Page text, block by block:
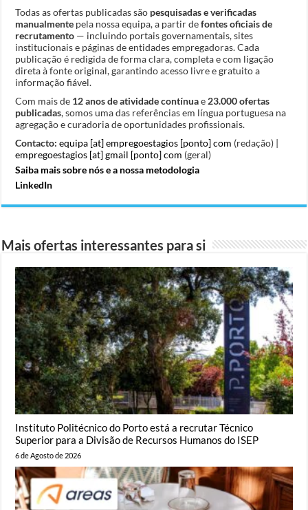
Todas as ofertas publicadas são pesquisadas e verificadas
manualmente pela nossa equipa, a partir defontes oficiais de
recrutamento — incluindo portais governamentais, sites
institucionais e páginas de entidades empregadoras. Cada
publicação é redigida de forma clara, completa e com ligação
direta à fonte original, garantindo acesso livre e gratuito a
informação fiável.
Com mais de 12 anos de atividade contínuae 23.000 ofertas
publicadas, somos uma das referências em língua portuguesa na
agregação e curadoria de oportunidades profissionais.
Contacto: equipa [at] empregoestagios [ponto] com (redação) |
empregoestagios [at] gmail [ponto] com (geral)
Saiba mais sobre nós e a nossa metodologia
LinkedIn
Mais ofertas interessantes para si
Instituto Politécnico do Porto está a recrutar Técnico
Superior para a Divisão de Recursos Humanos do ISEP
6 de Agosto de 2026